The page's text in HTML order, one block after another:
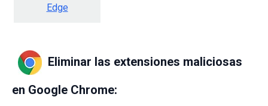
Edge
Eliminar las extensiones maliciosas
en Google Chrome: